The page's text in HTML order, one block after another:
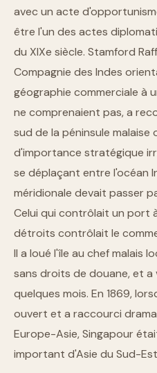
avec un acte
être l'un des actes
du XIXe siècle. Stamford
Compagnie des Indes
géographie commerciale à
ne comprenaient pas, a
sud de la péninsule malaise
d'importance stratégique
se déplaçant entre l'océan
méridionale devait passer
Celui qui contrôlait un port
détroits contrôlait le
Il a loué l'île au chef malais
sans droits de douane, et a
quelques mois. En 1869,
ouvert et a raccourci
Europe-Asie, Singapour
important d'Asie du Sud-